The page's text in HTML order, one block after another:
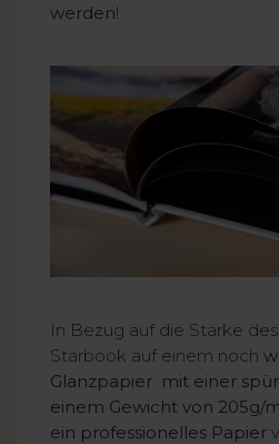
werden!
In Bezug auf die Stärke
Starbook auf einem noch
Glanzpapier mit einer
einem Gewicht von 205g/
ein professionelles Papier